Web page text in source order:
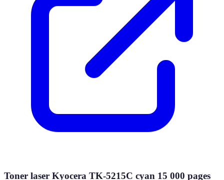
Toner laser Kyocera TK-5215C cyan 15 000 pages